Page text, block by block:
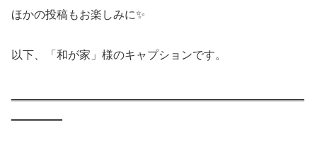
ほかの投稿もお楽しみに✨
以下、「和が家」様のキャプションです。